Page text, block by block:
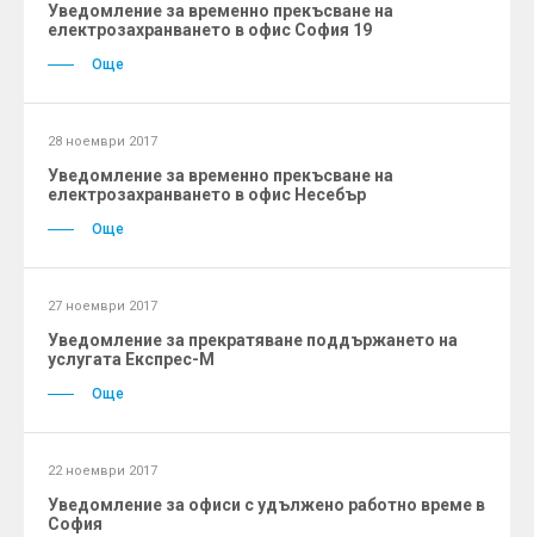
Уведомление за временно прекъсване на
електрозахранването в офис София 19
Още
28 ноември 2017
Уведомление за временно прекъсване на
електрозахранването в офис Несебър
Още
27 ноември 2017
Уведомление за прекратяване поддържането на
услугата Експрес-М
Още
22 ноември 2017
Уведомление за офиси с удължено работно време в
София